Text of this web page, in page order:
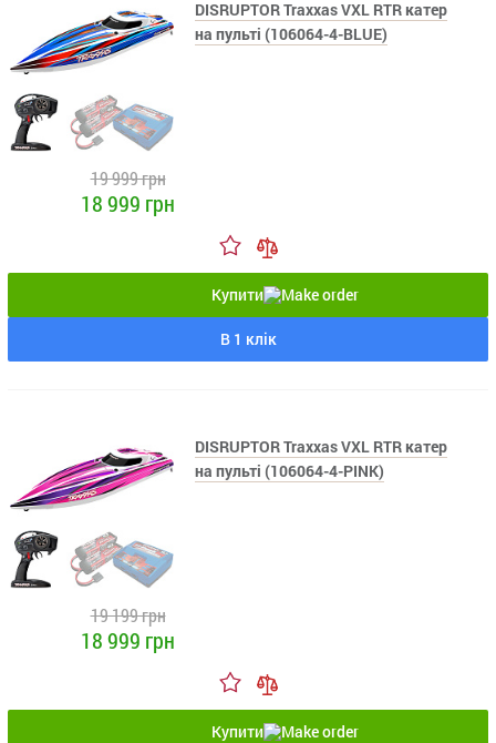
DISRUPTOR Traxxas VXL RTR катер
на пульті (106064-4-BLUE)
19 999 грн
18 999 грн
Купити
В 1 клік
DISRUPTOR Traxxas VXL RTR катер
на пульті (106064-4-PINK)
19 199 грн
18 999 грн
Купити